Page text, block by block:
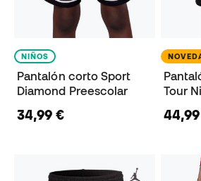
NIÑOS
Pantalón corto Sport
Diamond Preescolar
34,99 €
Tour